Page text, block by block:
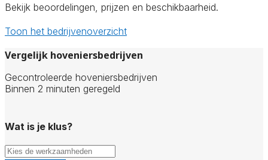
Bekijk beoordelingen, prijzen en beschikbaarheid.
Toon het bedrijvenoverzicht
Vergelijk hoveniersbedrijven
Gecontroleerde hoveniersbedrijven
Binnen 2 minuten geregeld
Wat is je klus?